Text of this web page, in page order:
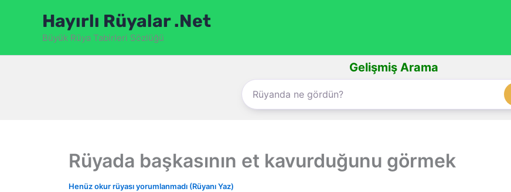
Hayırlı Rüyalar .Net
Büyük Rüya Tabirleri Sözlüğü
Gelişmiş Arama
Rüyada başkasının et kavurduğunu görmek
Henüz okur rüyası yorumlanmadı (Rüyanı Yaz)